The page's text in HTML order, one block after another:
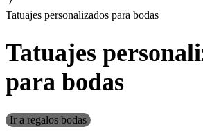
Tatuajes personalizados para bodas
Tatuajes
para bodas
Ir a regalos bodas